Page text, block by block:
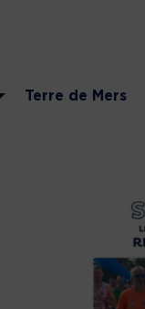
Terre de Mers